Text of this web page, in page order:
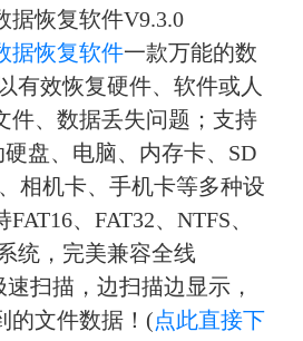
据恢复软件V9.3.0
据恢复软件一款万能的数
有效恢复硬件、软件或人
件、数据丢失问题；支持
盘、电脑、内存卡、SD
相机卡、手机卡等多种设
、FAT32、NTFS、
统，完美兼容全线
扫描，边扫描边显示，
的文件数据！(点此直接下